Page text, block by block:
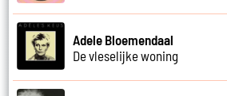
Adele Bloemendaal
De vleselijke woning